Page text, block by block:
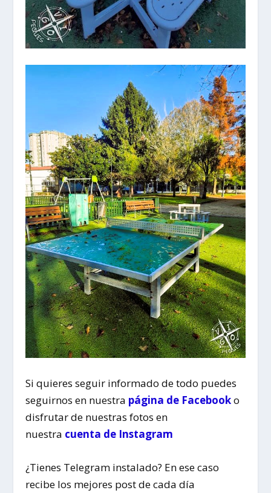
Si quieres seguir informado de todo puedes
seguirnos en nuestra página de Facebooko
disfrutar de nuestras fotos en
nuestra cuenta de Instagram
¿Tienes Telegram instalado? En ese caso
recibe los mejores post de cada día